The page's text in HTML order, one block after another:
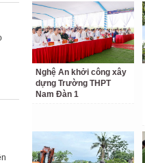
Nghệ An khởi công xây
dựng Trường THPT
Nam Đàn 1